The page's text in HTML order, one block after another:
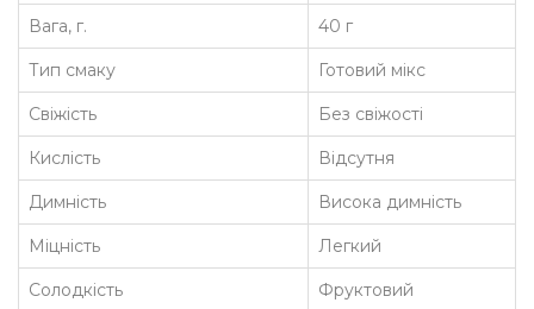
Вага, г. 40 г
Тип смаку Готовий мікс
Свіжість Без свіжості
Кислість Відсутня
Димність Висока димність
Міцність Легкий
Солодкість Фруктовий